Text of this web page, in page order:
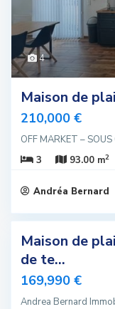
4
Maison de
210,000 €
OFF MARKET –
3
93.00 m2
Andréa Bernard
Maison de
de te...
169,990 €
Andrea Bernard